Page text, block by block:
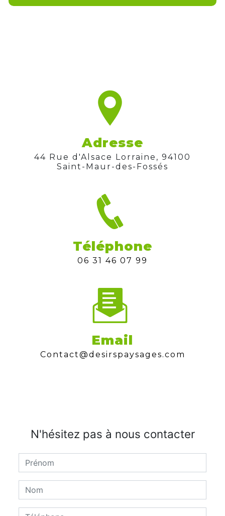
Adresse
44 Rue d'Alsace Lorraine, 94100
Saint-Maur-des-Fossés
Téléphone
06 31 46 07 99
Email
contact@desirspaysages.com
N'hésitez pas à nous contacter